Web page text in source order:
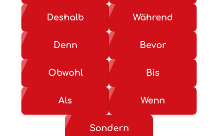
Deshalb Während
Denn Bevor
Obwohl Bis
Als Wenn
Sondern